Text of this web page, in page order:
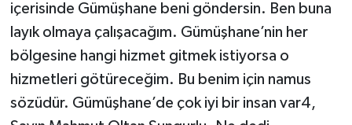
içerisinde Gümüşhane beni göndersin. Ben buna
layık olmaya çalışacağım. Gümüşhane’nin her
bölgesine hangi hizmet gitmek istiyorsa o
hizmetleri götüreceğim. Bu benim için namus
sözüdür. Gümüşhane’de çok iyi bir insan var4,